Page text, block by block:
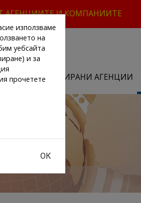
АГЕНЦИИТЕ И КОМПАНИИТЕ
РЕГИСТРИРАНИ АГЕНЦИИ
използваме
на
уебсайта
и за
прочетете
ОК